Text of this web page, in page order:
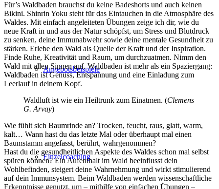
Angebotsbeispiele
Einzelcoaching
Für’s Waldbaden brauchst du keine Badeshorts und auch keinen
Bikini. Shinrin Yoku steht für das Eintauchen in die Atmosphäre des
Waldes. Mit einfach angeleiteten Übungen zeige ich dir, wie du
neue Kraft in und aus der Natur schöpfst, um Stress und Blutdruck
zu senken, deine Immunabwehr sowie deine mentale Gesundheit zu
stärken. Erlebe den Wald als Quelle der Kraft und der Inspiration.
Finde Ruhe, Kreativität und Raum, um durchzuatmen. Nimm den
Wald mit allen Sinnen auf. Waldbaden ist mehr als ein Spaziergang:
Waldbaden ist Genuss, Entspannung und eine Einladung zum
Leerlauf in deinem Kopf.
Waldluft ist wie ein Heiltrunk zum Einatmen. (Clemens
G. Arvay)
Wie fühlt sich Baumrinde an? Trocken, feucht, raus, glatt, warm,
kalt… Wann hast du das letzte Mal oder überhaupt mal einen
Baumstamm angefasst, berührt, wahrgenommen?
Hast du die gesundheitlichen Aspekte des Waldes schon mal selbst
spüren können? Ein Aufenthalt im Wald beeinflusst dein
Wohlbefinden, steigert deine Wahrnehmung und wirkt stimulierend
auf dein Immunsystem. Beim Waldbaden werden wissenschaftliche
Erkenntnisse genutzt, um – mithilfe von einfachen Übungen –